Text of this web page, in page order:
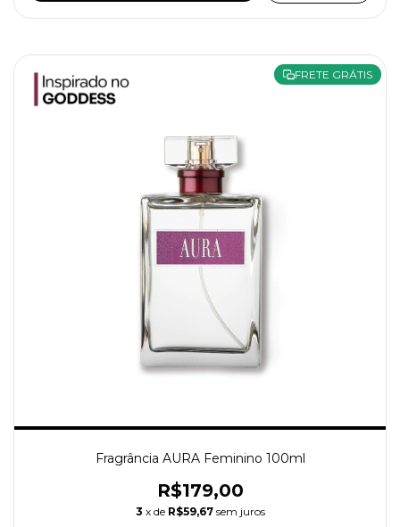
FRETE GRÁTIS
Fragrância AURA Feminino 100ml
R$179,00
3 x de R$59,67 sem juros